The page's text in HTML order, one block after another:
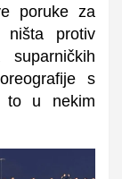
poruke za
ništa protiv
s
to u nekim